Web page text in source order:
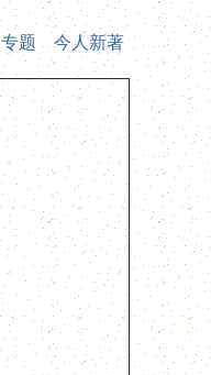
专题 今人新著